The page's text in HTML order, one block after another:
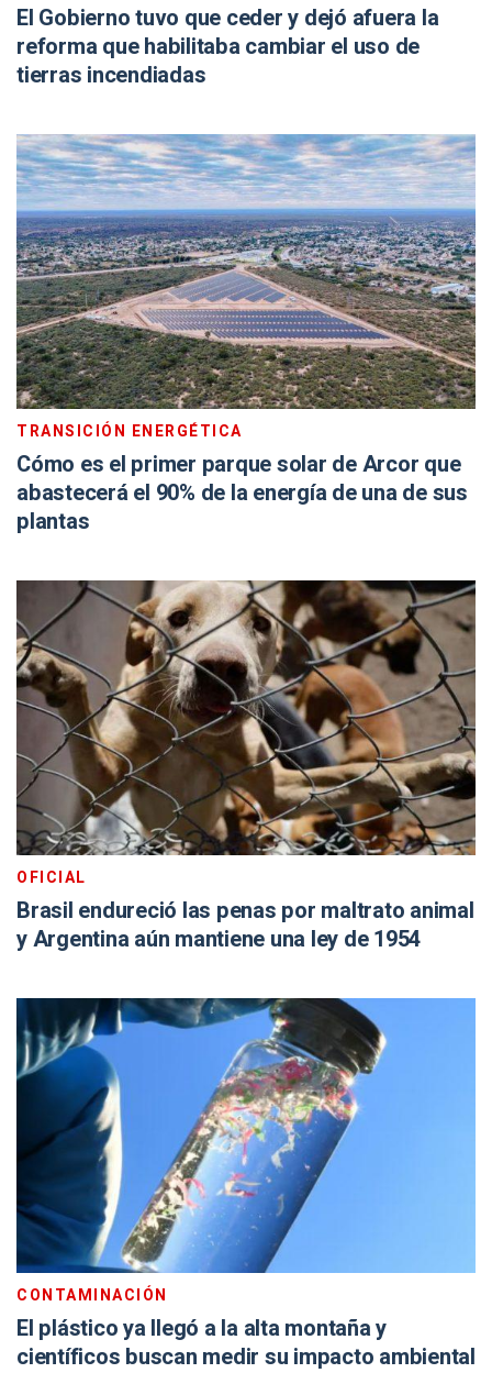
El Gobierno tuvo que ceder y dejó afuera la
reforma que habilitaba cambiar el uso de
tierras incendiadas
TRANSICIÓN ENERGÉTICA
Cómo es el primer parque solar de Arcor que
abastecerá el 90% de la energía de una de sus
plantas
OFICIAL
Brasil endureció las penas por maltrato animal
y Argentina aún mantiene una ley de 1954
CONTAMINACIÓN
El plástico ya llegó a la alta montaña y
científicos buscan medir su impacto ambiental